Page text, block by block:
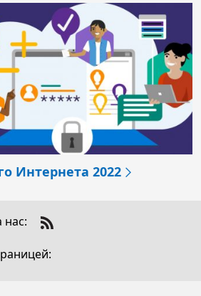
Интернета 2022
Azure Arc для
мире
нас:
Check
out